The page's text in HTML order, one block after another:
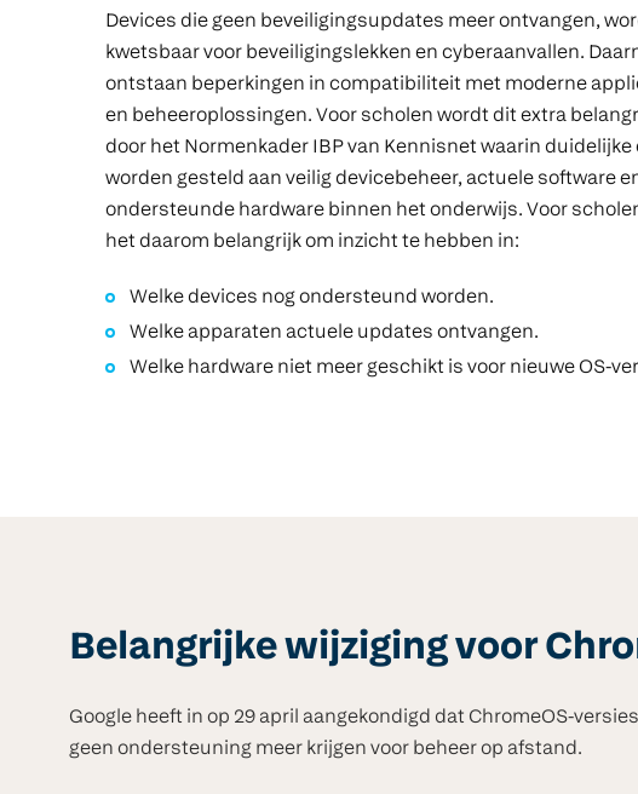
Devices die geen beveiligingsupdates meer ontvangen,
kwetsbaar voor beveiligingslekken en cyberaanvallen.
ontstaan beperkingen in compatibiliteit met moderne
en beheeroplossingen. Voor scholen wordt dit extra
door het Normenkader IBP van Kennisnet waarin duidelijke
worden gesteld aan veilig devicebeheer, actuele software
ondersteunde hardware binnen het onderwijs. Voor
het daarom belangrijk om inzicht te hebben in:
Welke devices nog ondersteund worden.
Welke apparaten actuele updates ontvangen.
Welke hardware niet meer geschikt is voor nieuwe OS-
Belangrijke wijziging voor
Google heeft in op 29 april aangekondigd dat ChromeOS-
geen ondersteuning meer krijgen voor beheer op afstand.